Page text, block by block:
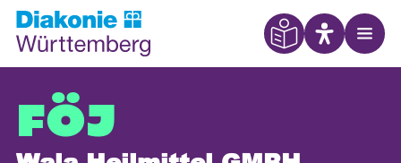
Eye Able
FÖJ